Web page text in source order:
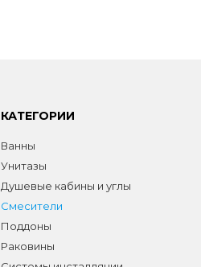
КАТЕГОРИИ
Ванны
Унитазы
Душевые кабины и углы
Смесители
Поддоны
Раковины